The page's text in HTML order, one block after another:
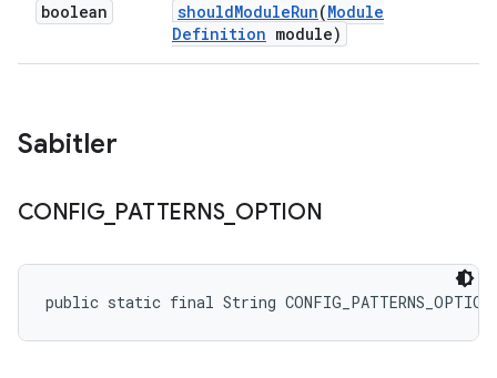
boolean shouldModuleRun(Module
Definition module)
Sabitler
CONFIG_ PATTERNS_ OPTION
public static final String CONFIG_PATTERNS_OPTION